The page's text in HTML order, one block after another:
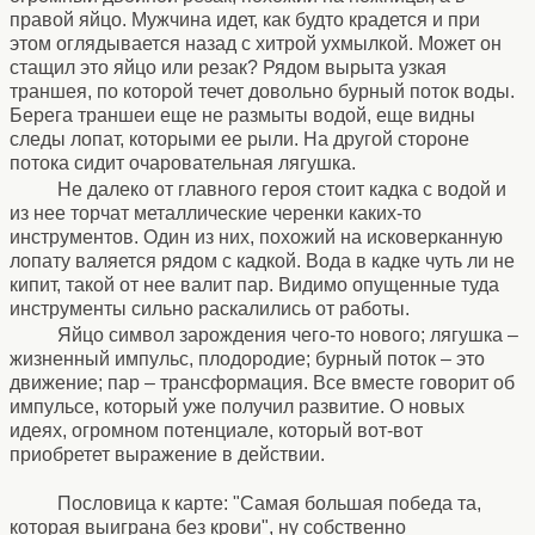
правой яйцо. Мужчина идет, как будто крадется и при
этом оглядывается назад с хитрой ухмылкой. Может он
стащил это яйцо или резак? Рядом вырыта узкая
траншея, по которой течет довольно бурный поток воды.
Берега траншеи еще не размыты водой, еще видны
следы лопат, которыми ее рыли. На другой стороне
потока сидит очаровательная лягушка.
Не далеко от главного героя стоит кадка с водой и
из нее торчат металлические черенки каких-то
инструментов. Один из них, похожий на исковерканную
лопату валяется рядом с кадкой. Вода в кадке чуть ли не
кипит, такой от нее валит пар. Видимо опущенные туда
инструменты сильно раскалились от работы.
Яйцо символ зарождения чего-то нового; лягушка –
жизненный импульс, плодородие; бурный поток – это
движение; пар – трансформация. Все вместе говорит об
импульсе, который уже получил развитие. О новых
идеях, огромном потенциале, который вот-вот
приобретет выражение в действии.
Пословица к карте: "Самая большая победа та,
которая выиграна без крови", ну собственно